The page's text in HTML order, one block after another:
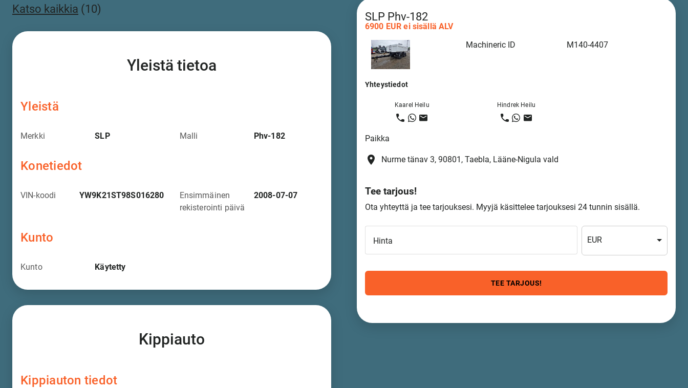
Katso kaikkia (10)
Yleistä tietoa
Yleistä
Merkki SLP Malli Phv-182
Konetiedot
VIN-koodi YW9K21ST98S016280
Ensimmäinen
rekisterointi päivä
2008-07-07
Kunto
Kunto Käytetty
Kippiauto
Kippiauton tiedot
SLP Phv-182
6900 EUR ei sisällä ALV
Machineric ID
M140-4407
Yhteystiedot
Kaarel Heilu Hindrek Heilu
Paikka
place Nurme tänav 3, 90801, Taebla, Lääne-Nigula vald
Tee tarjous!
Ota yhteyttä ja tee tarjouksesi. Myyjä käsittelee tarjouksesi 24 tunnin sisällä.
Hinta EUR
TEE TARJOUS!